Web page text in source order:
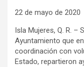
22 de mayo de 2020
Isla Mujeres, Q. R. –
Ayuntamiento que
coordinación con
Estado, repartieron